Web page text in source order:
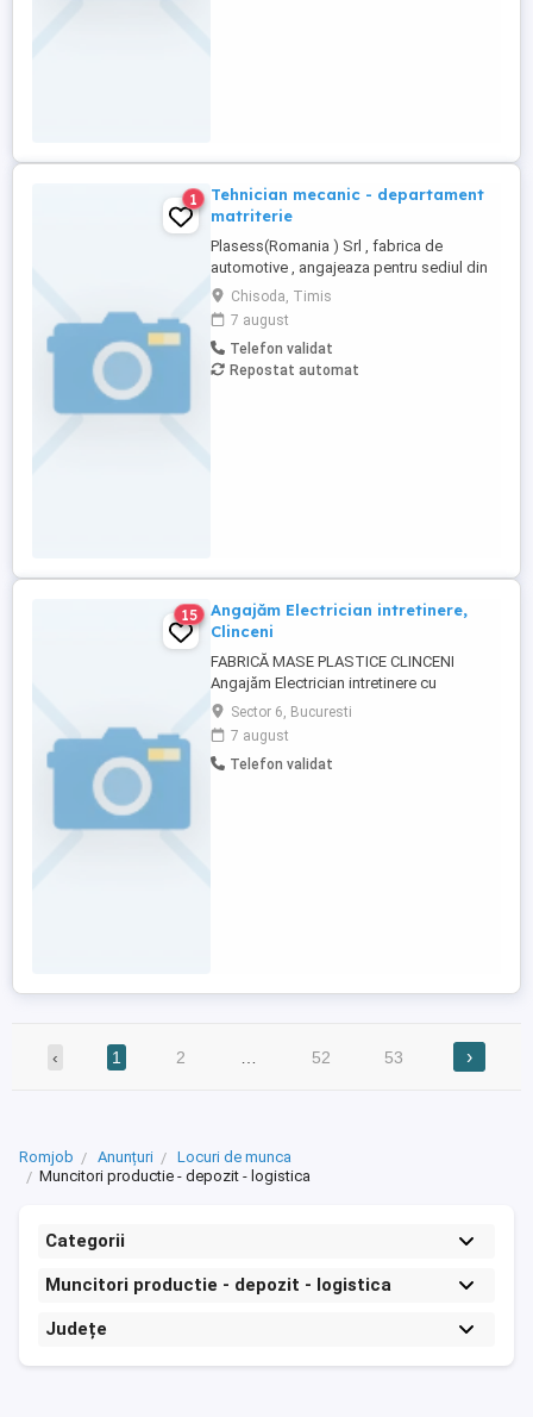
1
Tehnician mecanic - departament
matriterie
Plasess(Romania ) Srl , fabrica de
automotive , angajeaza pentru sediul din
TImisoara , platforma Incontro, nr. 11 ,
tehnician mentenanta matrite. Atributii
principale: -activitati de reparatii si
intretinere zilnica a matritelor cu scopul de
a maximiza utilizarea echipamentelor -
Chisoda, Timis
7 august
Telefon validat
Repostat automat
15
Angajăm Electrician intretinere,
Clinceni
FABRICĂ MASE PLASTICE CLINCENI
Angajăm Electrician intretinere cu
experiență minima in fabrica! Salariu:
3500-5000 lei net (în funcție de experiență)
program flexibil CERINȚE OBLIGATORII:
Experiență pe un post similar Cunostinte în
Sector 6, Bucuresti
7 august
Telefon validat
‹ 1 2 52 53 ›
Romjob Anunțuri
Locuri de munca
Muncitori productie - depozit - logistica
Categorii
Muncitori productie - depozit - logistica
Județe